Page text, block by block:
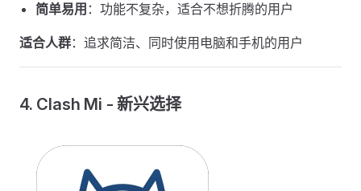
简单易用 ：功能不复杂，适合不想折腾的用户
适合人群：追求简洁、同时使用电脑和手机的用户
4. Clash Mi - 新兴选择